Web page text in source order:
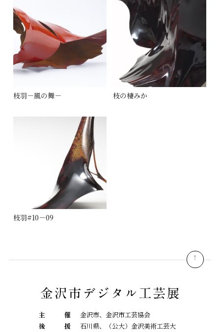
枝羽－風の舞－ 枝の棲みか
枝羽#10－09
主 催
金沢市、金沢市工芸協会
後
援
石川県、（公大）金沢美術工芸大